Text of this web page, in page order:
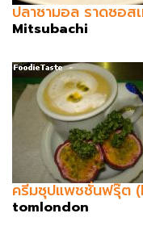
ปลาซามอล ราดซอส
Mitsubachi
ครีมซุปแพชชั่นฟรุ๊ต
tomlondon